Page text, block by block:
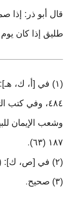
طليق إذا كان
١٨٧ (٦٣)
.
(٢) في [ص، ك]: (فكان)
(٣) صحيح .